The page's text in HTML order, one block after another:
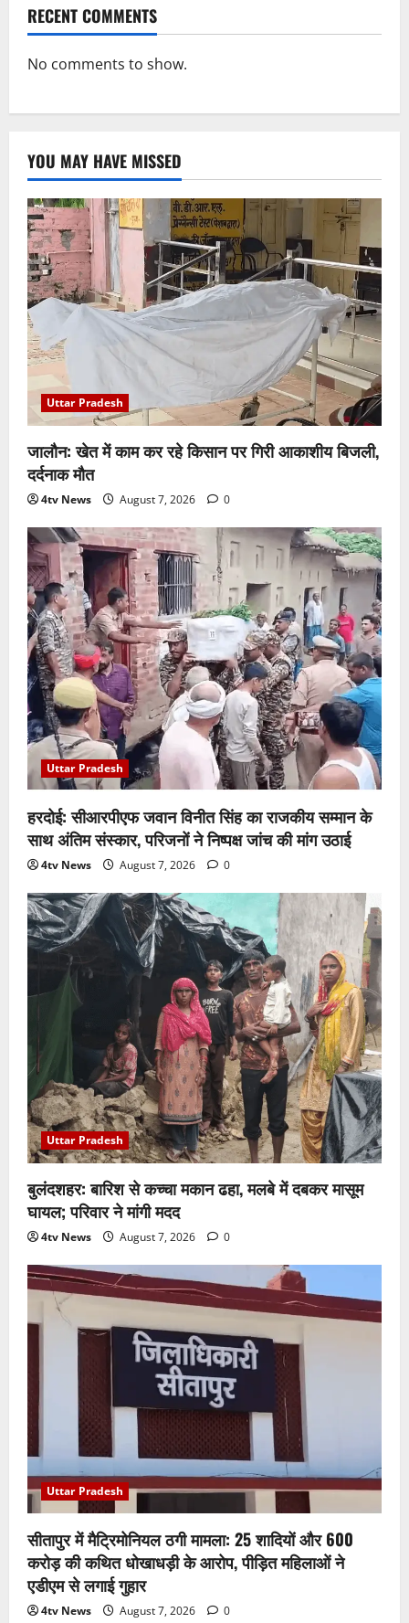
RECENT COMMENTS
No comments to show.
YOU MAY HAVE MISSED
Uttar Pradesh
जालौन: खेत में काम कर रहे किसान पर गिरी आकाशीय बिजली,
दर्दनाक मौत
4tv News August 7, 2026 0
Uttar Pradesh
हरदोई: सीआरपीएफ जवान विनीत सिंह का राजकीय सम्मान के
साथ अंतिम संस्कार, परिजनों ने निष्पक्ष जांच की मांग उठाई
4tv News August 7, 2026 0
Uttar Pradesh
बुलंदशहर: बारिश से कच्चा मकान ढहा, मलबे में दबकर मासूम
घायल; परिवार ने मांगी मदद
4tv News August 7, 2026 0
Uttar Pradesh
सीतापुर में मैट्रिमोनियल ठगी मामला: 25 शादियों और 600
करोड़ की कथित धोखाधड़ी के आरोप, पीड़ित महिलाओं ने
एडीएम से लगाई गुहार
4tv News August 7, 2026 0